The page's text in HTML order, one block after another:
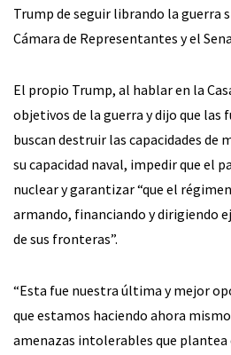
Trump de seguir librando la guerra
Cámara de Representantes y el
El propio Trump, al hablar en la
objetivos de la guerra y dijo que las
buscan destruir las capacidades de
su capacidad naval, impedir que el
nuclear y garantizar “que el
armando, financiando y dirigiendo
de sus fronteras”.
“Esta fue nuestra última y mejor
que estamos haciendo ahora
amenazas intolerables que